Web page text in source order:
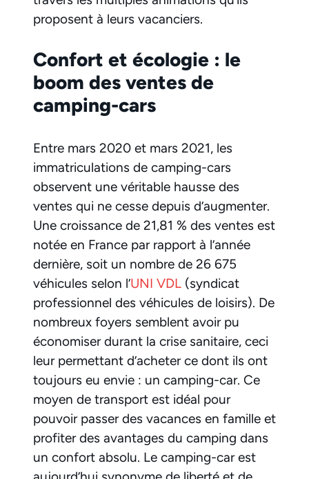
proposent à leurs vacanciers.
Confort et écologie : le
boom des ventes de
camping-cars
Entre mars 2020 et mars 2021, les
immatriculations de camping-cars
observent une véritable hausse des
ventes qui ne cesse depuis d’augmenter.
Une croissance de 21,81 % des ventes est
notée en France par rapport à l’année
dernière, soit un nombre de 26 675
véhicules selon l’UNI VDL (syndicat
professionnel des véhicules de loisirs). De
nombreux foyers semblent avoir pu
économiser durant la crise sanitaire, ceci
leur permettant d’acheter ce dont ils ont
toujours eu envie : un camping-car. Ce
moyen de transport est idéal pour
pouvoir passer des vacances en famille et
profiter des avantages du camping dans
un confort absolu. Le camping-car est